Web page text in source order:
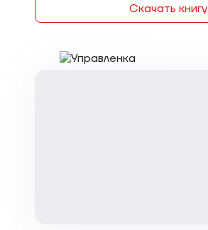
Скачать книгу